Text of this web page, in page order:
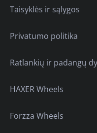
Taisyklės ir sąlygos
Privatumo politika
Ratlankių ir padangų
HAXER Wheels
Forzza Wheels